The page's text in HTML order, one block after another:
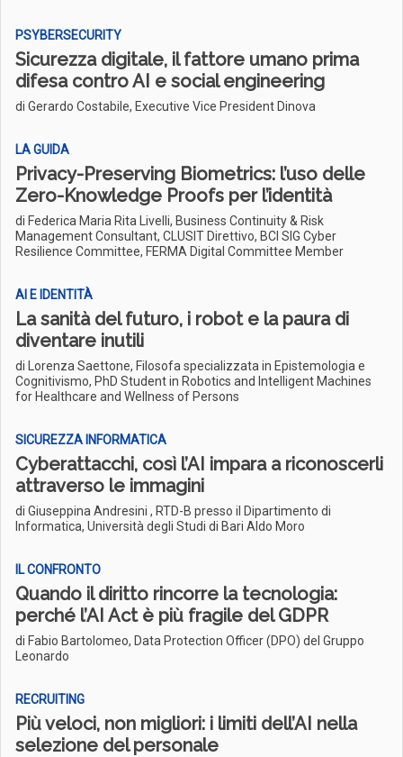
PSYBERSECURITY
Sicurezza digitale, il fattore umano prima
difesa contro AI e social engineering
di Gerardo Costabile, Executive Vice President Dinova
LA GUIDA
Privacy-Preserving Biometrics: l’uso delle
Zero-Knowledge Proofs per l’identità
di Federica Maria Rita Livelli, Business Continuity & Risk
Management Consultant, CLUSIT Direttivo, BCI SIG Cyber
Resilience Committee, FERMA Digital Committee Member
AI E IDENTITÀ
La sanità del futuro, i robot e la paura di
diventare inutili
di Lorenza Saettone, Filosofa specializzata in Epistemologia e
Cognitivismo, PhD Student in Robotics and Intelligent Machines
for Healthcare and Wellness of Persons
SICUREZZA INFORMATICA
Cyberattacchi, così l’AI impara a riconoscerli
attraverso le immagini
di Giuseppina Andresini , RTD-B presso il Dipartimento di
Informatica, Università degli Studi di Bari Aldo Moro
IL CONFRONTO
Quando il diritto rincorre la tecnologia:
perché l’AI Act è più fragile del GDPR
di Fabio Bartolomeo, Data Protection Officer (DPO) del Gruppo
Leonardo
RECRUITING
Più veloci, non migliori: i limiti dell’AI nella
selezione del personale